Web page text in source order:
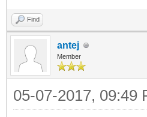
Find
antej
Member
05-07-2017, 09:49